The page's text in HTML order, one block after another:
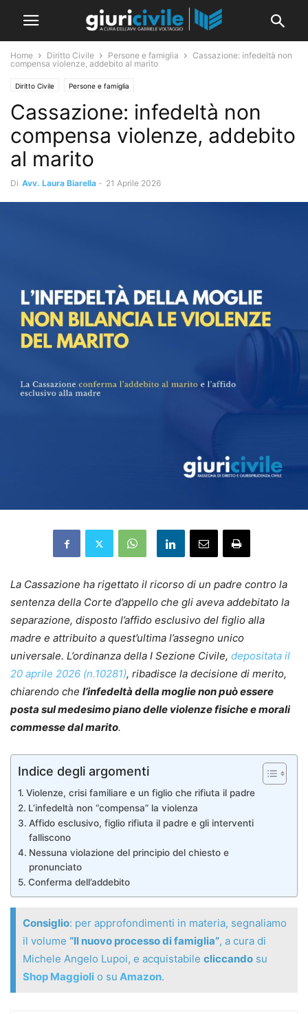
Home Diritto Civile Persone e famiglia
Cassazione: infedeltà non
compensa violenze, addebito al marito
Diritto Civile Persone e famiglia
Cassazione: infedeltà non
compensa violenze, addebito
al marito
Di Avv. Laura Biarella - 21 Aprile 2026
La Cassazione ha rigettato il ricorso di un padre contro la
sentenza della Corte d’appello che gli aveva addebitato la
separazione, disposto l’affido esclusivo del figlio alla
madre e attribuito a quest’ultima l’assegno unico
universale. L’ordinanza della I Sezione Civile, depositata il
20 aprile 2026 (n.10281), ribadisce la decisione di merito,
chiarendo che l’infedeltà della moglie non può essere
posta sul medesimo piano delle violenze fisiche e morali
commesse dal marito.
Indice degli argomenti
Violenze, crisi familiare e un figlio che rifiuta il padre
L’infedeltà non “compensa” la violenza
Affido esclusivo, figlio rifiuta il padre e gli interventi
falliscono
Nessuna violazione del principio del chiesto e
pronunciato
Conferma dell’addebito
Consiglio: per approfondimenti in materia, segnaliamo
il volume “Il nuovo processo di famiglia”, a cura di
Michele Angelo Lupoi, e acquistabile cliccando su
Shop Maggioli o su Amazon.